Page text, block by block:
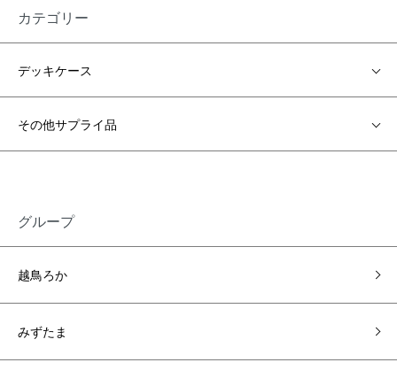
カテゴリー
デッキケース
その他サプライ品
グループ
越鳥ろか
みずたま